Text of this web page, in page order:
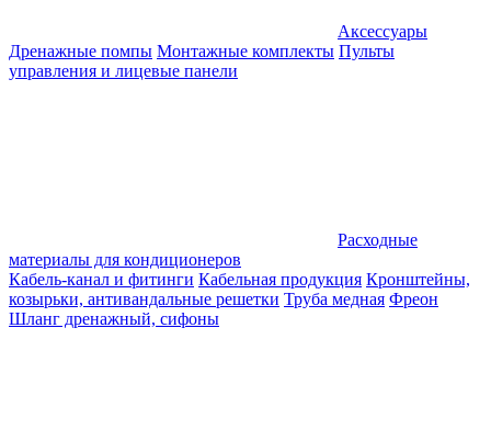
Аксессуары
Дренажные помпы Монтажные комплекты Пульты
управления и лицевые панели
Расходные
материалы для кондиционеров
Кабель-канал и фитинги Кабельная продукция Кронштейны,
козырьки, антивандальные решетки Труба медная Фреон
Шланг дренажный, сифоны